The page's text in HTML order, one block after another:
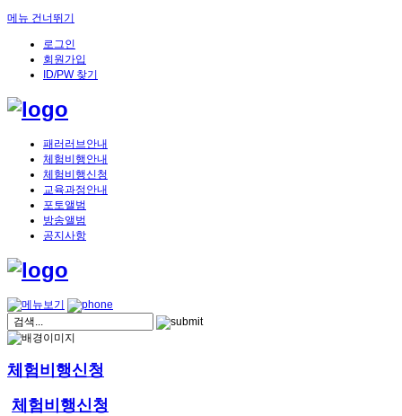
메뉴 건너뛰기
로그인
회원가입
ID/PW 찾기
패러러브안내
체험비행안내
체험비행신청
교육과정안내
포토앨범
방송앨범
공지사항
체험비행신청
체험비행신청